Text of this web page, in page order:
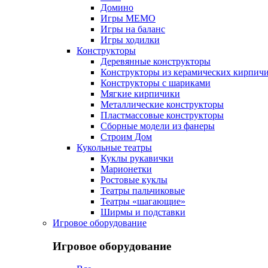
Домино
Игры МЕМО
Игры на баланс
Игры ходилки
Конструкторы
Деревянные конструкторы
Конструкторы из керамических
Конструкторы с шариками
Мягкие кирпичики
Металлические конструкторы
Пластмассовые конструкторы
Сборные модели из фанеры
Строим Дом
Кукольные театры
Куклы рукавички
Марионетки
Ростовые куклы
Театры пальчиковые
Театры «шагающие»
Ширмы и подставки
Игровое оборудование
Игровое оборудование